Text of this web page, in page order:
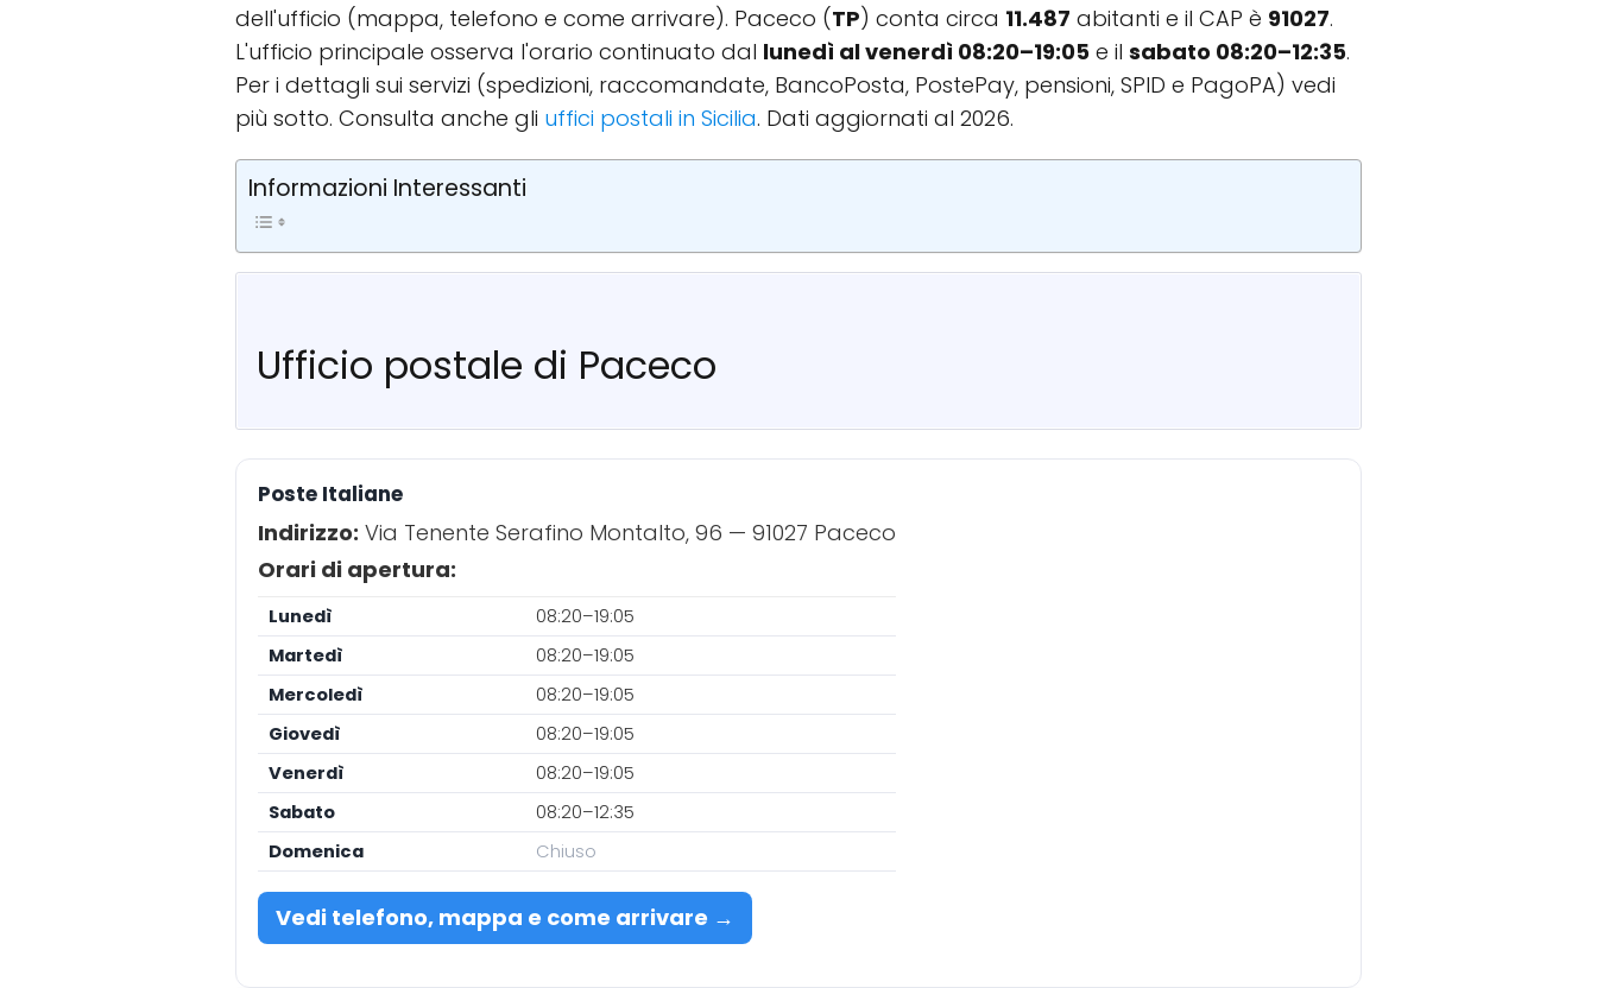
dell'ufficio (mappa, telefono e come arrivare). Paceco (TP) conta circa 11.487 abitanti e il CAP è 91027.
L'ufficio principale osserva l'orario continuato dal lunedì al venerdì 08:20–19:05 e il sabato 08:20–12:35.
Per i dettagli sui servizi (spedizioni, raccomandate, BancoPosta, PostePay, pensioni, SPID e PagoPA) vedi
più sotto. Consulta anche gli uffici postali in Sicilia. Dati aggiornati al 2026.
Informazioni Interessanti
Ufficio postale di Paceco
Poste Italiane
Indirizzo: Via Tenente Serafino Montalto, 96 — 91027 Paceco
Orari di apertura:
Lunedì
08:20–19:05
Martedì
08:20–19:05
Mercoledì
08:20–19:05
Giovedì
08:20–19:05
Venerdì
08:20–19:05
Sabato
08:20–12:35
Domenica
Chiuso
Vedi telefono, mappa e come arrivare →